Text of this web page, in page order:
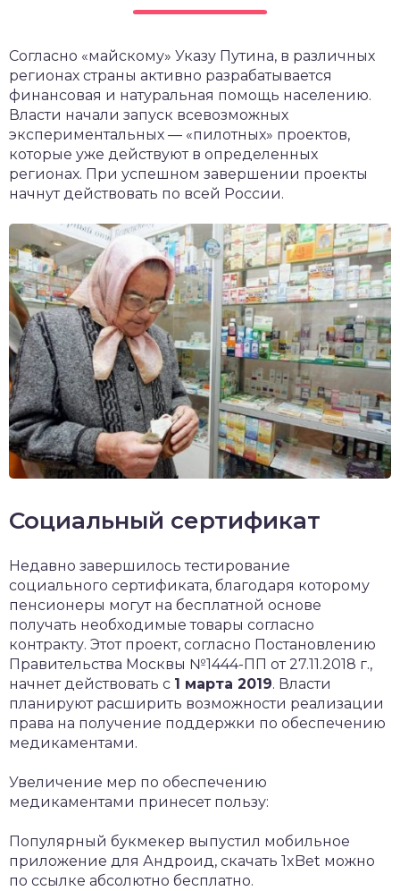
Согласно «майскому» Указу Путина, в различных
регионах страны активно разрабатывается
финансовая и натуральная помощь населению.
Власти начали запуск всевозможных
экспериментальных — «пилотных» проектов,
которые уже действуют в определенных
регионах. При успешном завершении проекты
начнут действовать по всей России.
Социальный сертификат
Недавно завершилось тестирование
социального сертификата, благодаря которому
пенсионеры могут на бесплатной основе
получать необходимые товары согласно
контракту. Этот проект, согласно Постановлению
Правительства Москвы №1444-ПП от 27.11.2018 г.,
начнет действовать с 1 марта 2019. Власти
планируют расширить возможности реализации
права на получение поддержки по обеспечению
медикаментами.
Увеличение мер по обеспечению
медикаментами принесет пользу:
Популярный букмекер выпустил мобильное
приложение для Андроид, скачать 1xBet можно
по ссылке абсолютно бесплатно.
крыши и кровли
и уход